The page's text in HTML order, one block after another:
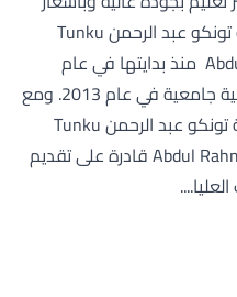
مناسبة. وهي معروفة باسم كلية تونكو عبد الرحمن Tunku
Abdul Rahman College (TAR College) منذ بدايتها في عام
1969، وتم تطوير المؤسسة إلى كلية جامعية في عام 2013. ومع
تلك الترقية أصبحت الكلية الجامعية تونكو عبد الرحمن Tunku
Abdul Rahman University College (TAR UC) قادرة على تقديم